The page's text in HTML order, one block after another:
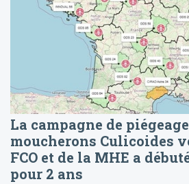
La campagne de
moucherons Culicoides
FCO et de la MHE a
pour 2 ans